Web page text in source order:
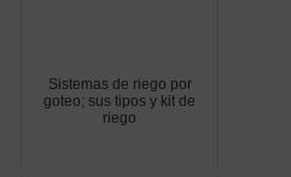
Sistemas de riego por
goteo; sus tipos y kit de
riego